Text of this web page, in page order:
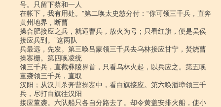
号。只留下蔡和一人
在帐下，我有用处。”第二唤太史慈分付：“你可领三千兵，直奔
黄州地界，断曹
操合肥接应之兵，就逼曹兵，放火为号；只看红旗，便是吴侯
接应兵到。”这两队
兵最远，先发。第三唤吕蒙领三千兵去乌林接应甘宁，焚烧曹
操寨栅。第四唤凌统
领三千兵，直截彝陵界首，只看乌林火起，以兵应之。第五唤
董袭领三千兵，直取
汉阳；从汉川杀奔曹操寨中，看白旗接应。第六唤潘璋领三千
兵，尽打白旗往汉阳
接应董袭。六队船只各自分路去了。却令黄盖安排火船，使小